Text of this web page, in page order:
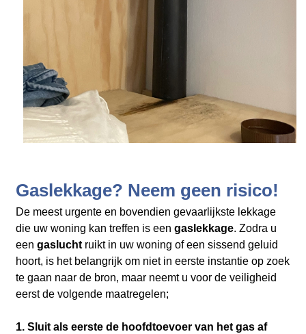
Gaslekkage? Neem geen risico!
De meest urgente en bovendien gevaarlijkste lekkage
die uw woning kan treffen is een gaslekkage. Zodra u
een gasluchtruikt in uw woning of een sissend geluid
hoort, is het belangrijk om niet in eerste instantie op zoek
te gaan naar de bron, maar neemt u voor de veiligheid
eerst de volgende maatregelen;
1. Sluit als eerste de hoofdtoevoer van het gas af